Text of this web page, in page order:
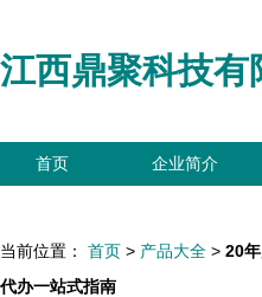
江西鼎聚科技有
首页 企业简介
当前位置： 首页 > 产品大全 > 20
代办一站式指南